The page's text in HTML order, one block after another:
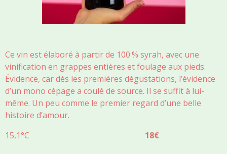
Ce vin est élaboré à partir de 100 % syrah, avec une
vinification en grappes entières et foulage aux pieds.
Évidence, car dès les premières dégustations, l’évidence
d’un mono cépage a coulé de source. Il se suffit à lui-
même. Un peu comme le premier regard d’une belle
histoire d’amour.
15,1°C 18€